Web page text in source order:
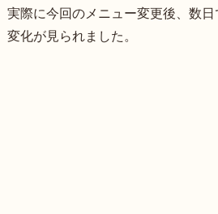
実際に今回のメニュー変更後、数
変化が見られました。